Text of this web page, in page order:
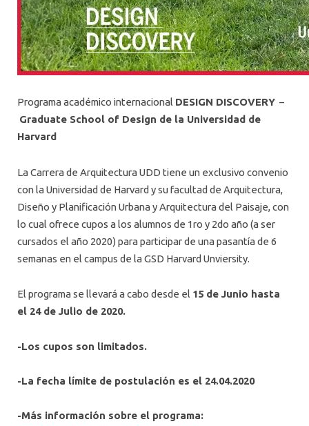
Programa académico internacional DESIGN DISCOVERY –
Graduate School of Design de la Universidad de
Harvard
La Carrera de Arquitectura UDD tiene un exclusivo convenio
con la Universidad de Harvard y su facultad de Arquitectura,
Diseño y Planificación Urbana y Arquitectura del Paisaje, con
lo cual ofrece cupos a los alumnos de 1ro y 2do año (a ser
cursados el año 2020) para participar de una pasantía de 6
semanas en el campus de la GSD Harvard Unviersity.
El programa se llevará a cabo desde el 15 de Junio hasta
el 24 de Julio de 2020.
-Los cupos son limitados.
-La fecha límite de postulación es el 24.04.2020
-Más información sobre el programa: